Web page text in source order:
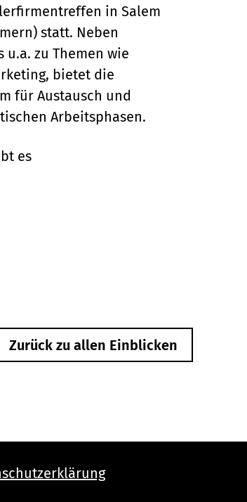
in Salem
statt. Neben
zu Themen wie
bietet die
für Austausch und
Arbeitsphasen.
es
Zurück zu allen Einblicken